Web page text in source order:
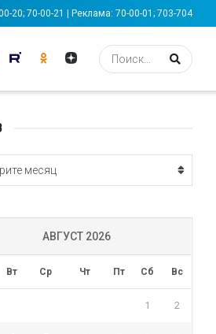
20; 70-00-21 | Реклама: 70-00-01; 703-704
месяц
АВГУСТ 2026
Вт Ср Чт Пт Сб Вс
1 2